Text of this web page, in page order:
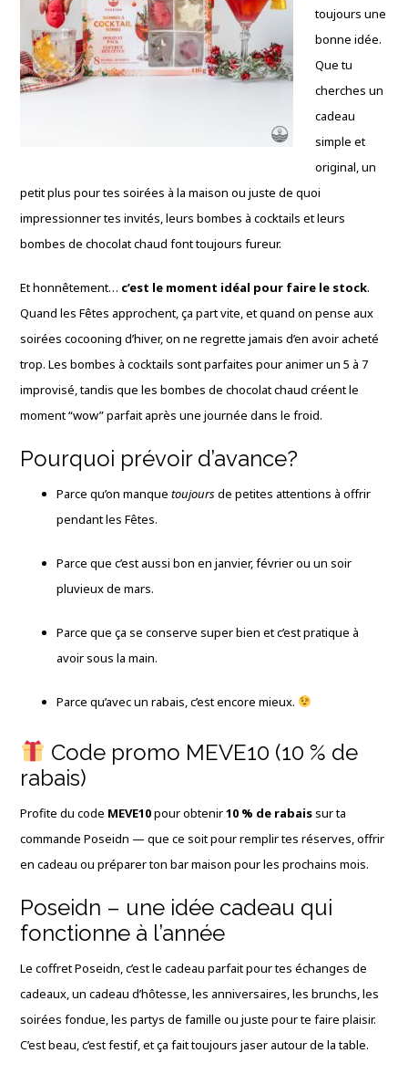
toujours une
bonne idée.
Que tu
cherches un
cadeau
simple et
original, un
petit plus pour tes soirées à la maison ou juste de quoi
impressionner tes invités, leurs bombes à cocktails et leurs
bombes de chocolat chaud font toujours fureur.
Et honnêtement… c’est le moment idéal pour faire le stock.
Quand les Fêtes approchent, ça part vite, et quand on pense aux
soirées cocooning d’hiver, on ne regrette jamais d’en avoir acheté
trop. Les bombes à cocktails sont parfaites pour animer un 5 à 7
improvisé, tandis que les bombes de chocolat chaud créent le
moment “wow” parfait après une journée dans le froid.
Pourquoi prévoir d’avance?
Parce qu’on manquetoujoursde petites attentions à offrir
pendant les Fêtes.
Parce que c’est aussi bon en janvier, février ou un soir
pluvieux de mars.
Parce que ça se conserve super bien et c’est pratique à
avoir sous la main.
Parce qu’avec un rabais, c’est encore mieux.
Code promo MEVE10 (10 % de
rabais)
Profite du code MEVE10pour obtenir10 % de rabaissur ta
commande Poseidn — que ce soit pour remplir tes réserves, offrir
en cadeau ou préparer ton bar maison pour les prochains mois.
Poseidn – une idée cadeau qui
fonctionne à l’année
Le coffret Poseidn, c’est le cadeau parfait pour tes échanges de
cadeaux, un cadeau d’hôtesse, les anniversaires, les brunchs, les
soirées fondue, les partys de famille ou juste pour te faire plaisir.
C’est beau, c’est festif, et ça fait toujours jaser autour de la table.